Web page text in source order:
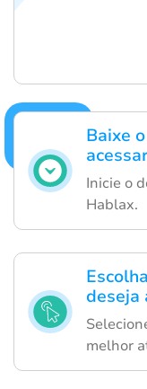
Baixe
Inicie o
Hablax.
deseja
melhor